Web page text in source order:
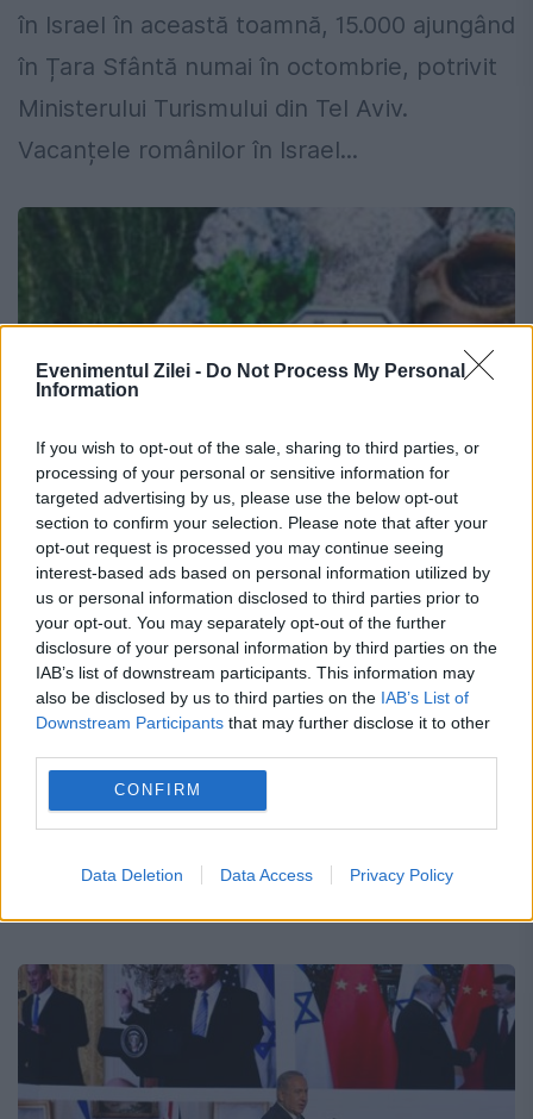
Evenimentul Zilei - Do Not Process My Personal
Information
If you wish to opt-out of the sale, sharing to third parties, or
processing of your personal or sensitive information for
targeted advertising by us, please use the below opt-out
section to confirm your selection. Please note that after your
opt-out request is processed you may continue seeing
interest-based ads based on personal information utilized by
us or personal information disclosed to third parties prior to
your opt-out. You may separately opt-out of the further
disclosure of your personal information by third parties on the
IAB’s list of downstream participants. This information may
also be disclosed by us to third parties on the IAB’s List of
Downstream Participants that may further disclose it to other
CONFIRM
Data Deletion Data Access Privacy Policy
în Israel în această toamnă, 15.000 ajungând
în Țara Sfântă numai în octombrie, potrivit
Ministerului Turismului din Tel Aviv.
Vacanțele românilor în Israel...
Creştinii luaţi la ŢINTĂ: Cimitire
profanate, cruci distruse. Un
vandalism anticreştin cum nu s-a mai
pomeniti tocmai în ŢARA SFÂNTĂ
20 OCTOMBRIE 2018
Autorităţile israeliene au condamnat actele
de intoleranţă şi au reafirmat implicarea lor
în contrastarea oricărei forme de violenţă în
dauna minorităţilor religioase. Biserica